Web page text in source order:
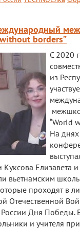
borders”
С 2020
из
“World
На
Куксова Елизавета
вьетнамским
проходят в
Отечественной
Дня Победы.
и учителя